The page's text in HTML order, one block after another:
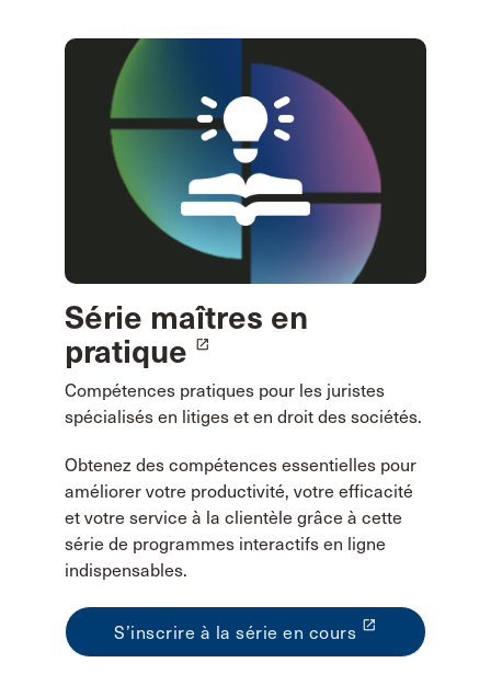
Série maîtres en
pratique
launch
Compétences pratiques pour les juristes
spécialisés en litiges et en droit des sociétés.
Obtenez des compétences essentielles pour
améliorer votre productivité, votre efficacité
et votre service à la clientèle grâce à cette
série de programmes interactifs en ligne
indispensables.
S’inscrire à la série en cours launch